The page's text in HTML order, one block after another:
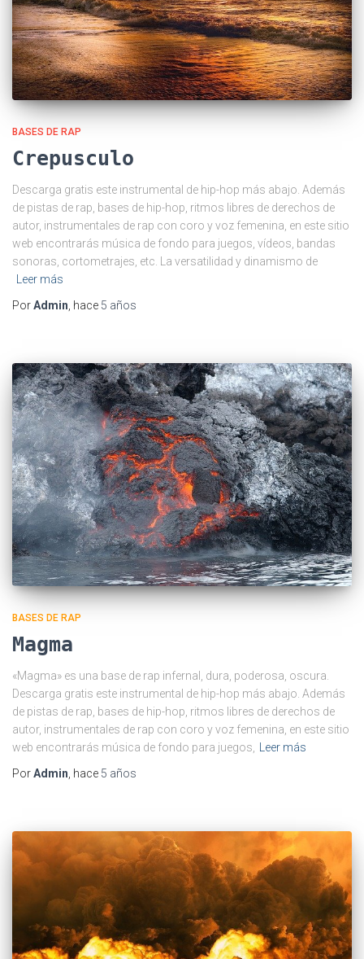
BASES DE RAP
Crepusculo
Descarga gratis este instrumental de hip-hop más abajo. Además
de pistas de rap, bases de hip-hop, ritmos libres de derechos de
autor, instrumentales de rap con coro y voz femenina, en este sitio
web encontrarás música de fondo para juegos, vídeos, bandas
sonoras, cortometrajes, etc. La versatilidad y dinamismo de
Leer más
PorAdmin , hace 5 años
BASES DE RAP
Magma
«Magma» es una base de rap infernal, dura, poderosa, oscura.
Descarga gratis este instrumental de hip-hop más abajo. Además
de pistas de rap, bases de hip-hop, ritmos libres de derechos de
autor, instrumentales de rap con coro y voz femenina, en este sitio
web encontrarás música de fondo para juegos,
Leer más
PorAdmin , hace 5 años